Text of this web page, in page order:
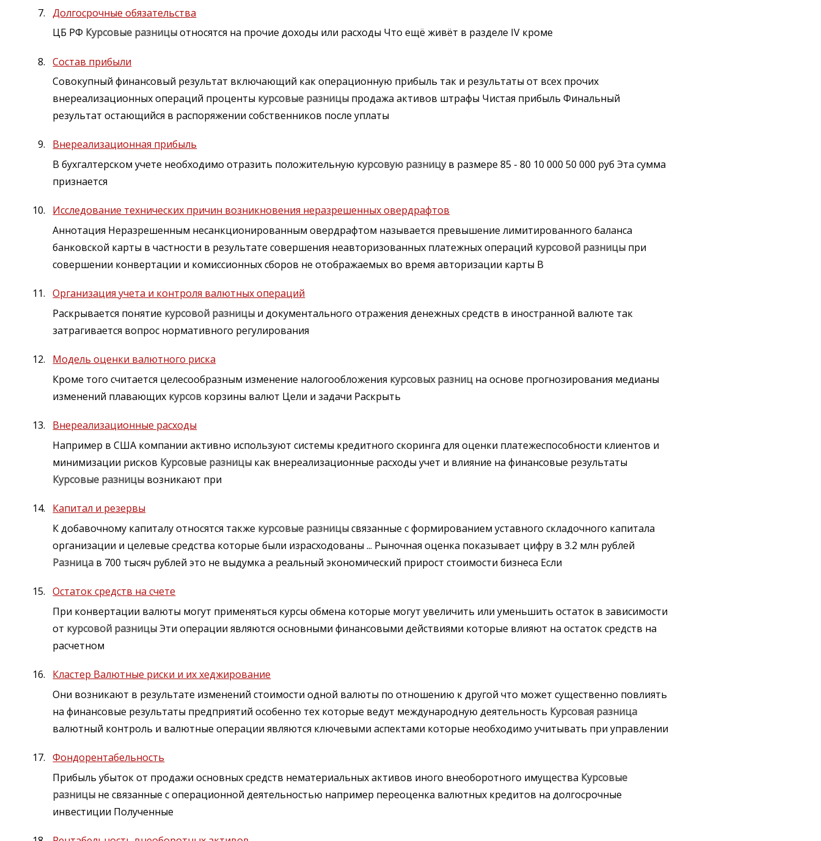
Долгосрочные обязательства
ЦБ РФ Курсовые разницыотносятся на прочие доходы или расходы Что ещё живёт в разделе IV кроме
Состав прибыли
Совокупный финансовый результат включающий как операционную прибыль так и результаты от всех прочих
внереализационных операций проценты курсовые разницы продажа активов штрафы Чистая прибыль Финальный
результат остающийся в распоряжении собственников после уплаты
Внереализационная прибыль
В бухгалтерском учете необходимо отразить положительную курсовую разницув размере 85 - 80 10 000 50 000 руб Эта сумма
признается
Исследование технических причин возникновения неразрешенных овердрафтов
Аннотация Неразрешенным несанкционированным овердрафтом называется превышение лимитированного баланса
банковской карты в частности в результате совершения неавторизованных платежных операций курсовой разницы при
совершении конвертации и комиссионных сборов не отображаемых во время авторизации карты В
Организация учета и контроля валютных операций
Раскрывается понятие курсовой разницы и документального отражения денежных средств в иностранной валюте так
затрагивается вопрос нормативного регулирования
Модель оценки валютного риска
Кроме того считается целесообразным изменение налогообложения курсовых разниц на основе прогнозирования медианы
изменений плавающих курсов корзины валют Цели и задачи Раскрыть
Внереализационные расходы
Например в США компании активно используют системы кредитного скоринга для оценки платежеспособности клиентов и
минимизации рисков Курсовые разницы как внереализационные расходы учет и влияние на финансовые результаты
Курсовые разницы возникают при
Капитал и резервы
К добавочному капиталу относятся также курсовые разницысвязанные с формированием уставного складочного капитала
организации и целевые средства которые были израсходованы ... Рыночная оценка показывает цифру в 3.2 млн рублей
Разница в 700 тысяч рублей это не выдумка а реальный экономический прирост стоимости бизнеса Если
Остаток средств на счете
При конвертации валюты могут применяться курсы обмена которые могут увеличить или уменьшить остаток в зависимости
от курсовой разницыЭти операции являются основными финансовыми действиями которые влияют на остаток средств на
расчетном
Кластер Валютные риски и их хеджирование
Они возникают в результате изменений стоимости одной валюты по отношению к другой что может существенно повлиять
на финансовые результаты предприятий особенно тех которые ведут международную деятельность Курсовая разница
валютный контроль и валютные операции являются ключевыми аспектами которые необходимо учитывать при управлении
Фондорентабельность
Прибыль убыток от продажи основных средств нематериальных активов иного внеоборотного имущества Курсовые
разницы не связанные с операционной деятельностью например переоценка валютных кредитов на долгосрочные
инвестиции Полученные